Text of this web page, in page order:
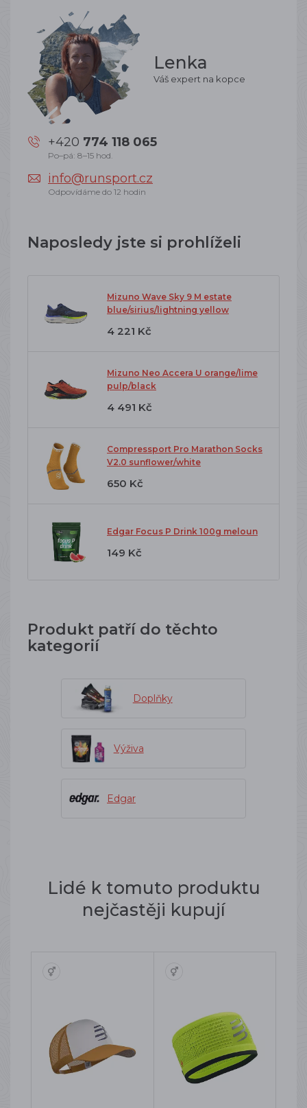
Lenka
Váš expert na kopce
+420 774 118 065
Po–pá: 8–15 hod.
info@runsport.cz
Odpovídáme do 12 hodin
Naposledy jste si prohlíželi
Mizuno Wave Sky 9 M estate
blue/sirius/lightning yellow
4 221 Kč
Mizuno Neo Accera U orange/lime
pulp/black
4 491 Kč
Compressport Pro Marathon Socks
V2.0 sunflower/white
650 Kč
Edgar Focus P Drink 100g meloun
149 Kč
Produkt patří do těchto
kategorií
Doplňky
Výživa
Edgar
Lidé k tomuto produktu
nejčastěji kupují